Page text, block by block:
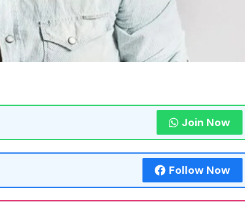
Join Now
Follow Now